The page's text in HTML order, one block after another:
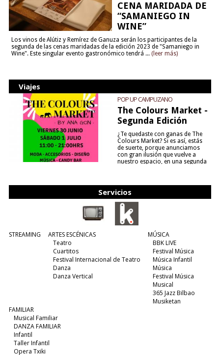
CENA MARIDADA DE
“SAMANIEGO IN
WINE”
Los vinos de Alútiz y Remírez de Ganuza serán los participantes de la
segunda de las cenas maridadas de la edición 2023 de "Samaniego in
Wine". Este singular evento gastronómico tendrá ... (leer más)
Viajes
POP UP CAMPUZANO
The Colours Market -
Segunda Edición
¿Te quedaste con ganas de The
Colours Market? Si es así, estás
de suerte, porque anunciamos
con gran ilusión que vuelve a
nuestro espacio, en una segunda
Servicios
STREAMING
ARTES ESCÉNICAS
Teatro
Cuartitos
Festival Internacional de Teatro
Danza
Danza Vertical
MÚSICA
BBK LIVE
Festival Música
Música Infantil
Música
Festival Música
Musical
365 Jazz Bilbao
Musiketan
FAMILIAR
Musical Familiar
DANZA FAMILIAR
Infantil
Taller Infantil
Opera Txiki